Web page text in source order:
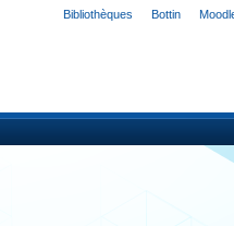
Bibliothèques Bottin